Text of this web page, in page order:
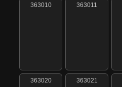
363010 363011
363020 363021